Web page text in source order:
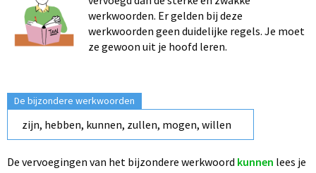
werkwoorden. Er gelden bij deze
werkwoorden geen duidelijke regels. Je moet
ze gewoon uit je hoofd leren.
De bijzondere werkwoorden
zijn, hebben, kunnen, zullen, mogen, willen
De vervoegingen van het bijzondere werkwoord kunnen lees je